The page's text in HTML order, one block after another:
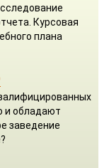
Курсовая
плана
и обладают
заведение